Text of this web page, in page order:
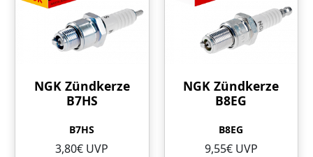
NGK Zündkerze
B7HS
B7HS
3,80€ UVP
NGK Zündkerze
B8EG
B8EG
9,55€ UVP